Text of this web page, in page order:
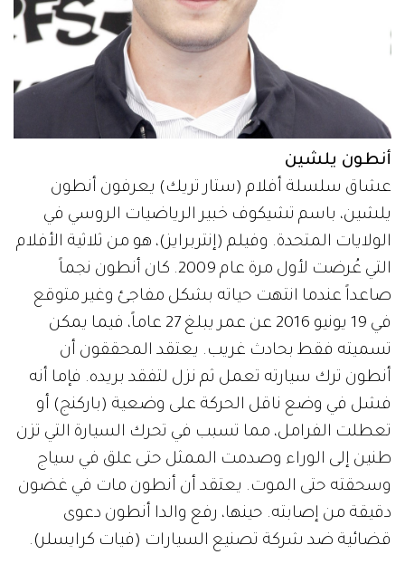
أنطون يلشين
عشاق سلسلة أفلام (ستار تريك) يعرفون أنطون
يلشين، باسم تشيكوف خبير الرياضيات الروسي في
الولايات المتحدة. وفيلم (إنتربرايز)، هو من ثلاثية الأفلام
التي عُرضت لأول مرة عام 2009. كان أنطون نجماً
صاعداً عندما انتهت حياته بشكل مفاجئ وغير متوقع
في 19 يونيو 2016 عن عمر يبلغ 27 عاماً، فيما يمكن
تسميته فقط بحادث غريب. يعتقد المحققون أن
أنطون ترك سيارته تعمل ثم نزل لتفقد بريده. فإما أنه
فشل في وضع ناقل الحركة على وضعية (باركنج) أو
تعطلت الفرامل، مما تسبب في تحرك السيارة التي تزن
طنين إلى الوراء وصدمت الممثل حتى علق في سياج
وسحقته حتى الموت. يعتقد أن أنطون مات في غضون
دقيقة من إصابته. حينها، رفع والدا أنطون دعوى
قضائية ضد شركة تصنيع السيارات (فيات كرايسلر).